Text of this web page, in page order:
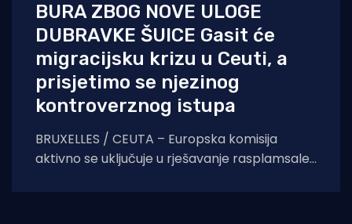
BURA ZBOG NOVE ULOGE
DUBRAVKE ŠUICE Gasit će
migracijsku krizu u Ceuti, a
prisjetimo se njezinog
kontroverznog istupa
BRUXELLES / CEUTA – Europska komisija
aktivno se uključuje u rješavanje rasplamsale